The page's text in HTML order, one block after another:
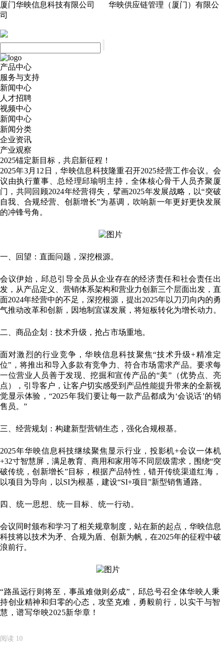
厦门华映信息科技有限公司 华映供应链管理（厦门）有限公
司
产品中心
服务与支持
新闻中心
人才招聘
视频中心
新闻中心
新闻分类
企业资讯
产业观察
2025锚定新目标，共启新征程！
2025年3月12日，华映信息科技隆重召开2025经营工作会议。会
议由执行董事、总经理邱瑜明主持，全体核心骨干人员齐聚厦
门，共同回顾2024年经营得失，擘画2025年发展战略，以“突破
自我、合规经营、创新增长”为基调，吹响新一年更好更快发展
的冲锋号角。
一、回望：直面问题，深挖根源。
会议伊始，邱总引导全员从企业存在的经济责任和社会责任出
发，从产品定义、营销体系架构和营业力创新三个层面出发，直
面2024年经营中的不足，深挖根源，提出2025年以刀刃向内的勇
气推动改革和创新，因地制宜谋发展，将短板转化为增长动力。
二、商品企划：技术升级，抢占市场重地。
面对激烈的行业竞争，华映信息科技聚焦“技术升级+精准定
位”，将推出和导入多款有竞争力、符合市场需求产品。要求每
一位营业人员善于发现、挖掘和宣传产品的“美”（优势点、亮
点），引导客户，让客户切实感受到产品性能提升带来的全新视
觉显示体验，“2025年我们要让每一款产品都成为‘会说话’的销
售员。”
三、经营规划：构建新型营销生态，强化合规根基。
2025年华映信息科技继续聚焦显示行业，投影机+会议一体机
+32寸智慧屏，满足教育、商用和家用等不同层级需求，围绕“突
破传统，创新增长”目标，根据产品特性，错开传统渠道红海，
以项目为导向，以SI为根基，建设“SI+项目”新型销售通路。
四、统一思想、统一目标、统一行动。
会议同时颁布和学习了相关规章制度，站在新的起点，华映信息
科技将以技术为矛、合规为盾、创新为帆，在2025年的征程中破
浪前行。
“路虽远行则将至，事虽难做则必成”，邱总号召全体华映人秉
持创业精神和归零的心态，攻坚克难，勇毅前行，以实干与智
慧，谱写华映2025新华章！
阅读 10